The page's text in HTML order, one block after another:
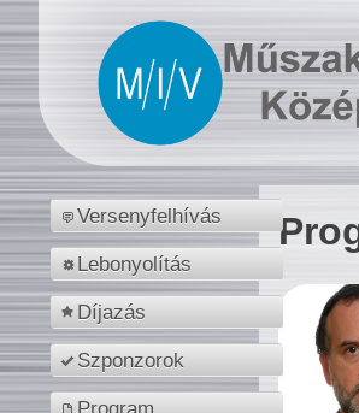
Versenyfelhívás
Lebonyolítás
Díjazás
Szponzorok
Program